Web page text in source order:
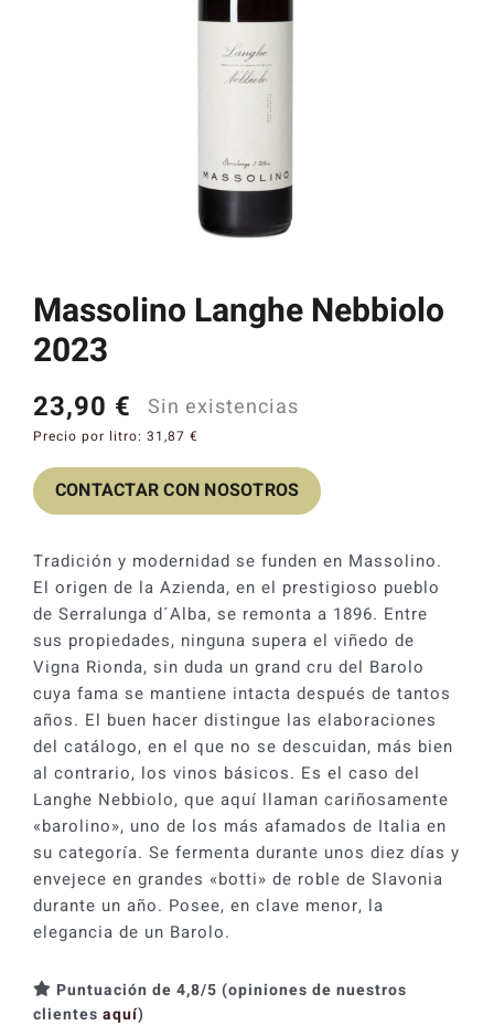
Catas y Actividades
Massolino Langhe Nebbiolo
2023
23,90 € Sin existencias
Precio por litro: 31,87 €
CONTACTAR CON NOSOTROS
Tradición y modernidad se funden en Massolino.
El origen de la Azienda, en el prestigioso pueblo
de Serralunga d´Alba, se remonta a 1896. Entre
sus propiedades, ninguna supera el viñedo de
Vigna Rionda, sin duda un grand cru del Barolo
cuya fama se mantiene intacta después de tantos
años. El buen hacer distingue las elaboraciones
del catálogo, en el que no se descuidan, más bien
al contrario, los vinos básicos. Es el caso del
Langhe Nebbiolo, que aquí llaman cariñosamente
«barolino», uno de los más afamados de Italia en
su categoría. Se fermenta durante unos diez días y
envejece en grandes «botti» de roble de Slavonia
durante un año. Posee, en clave menor, la
elegancia de un Barolo.
Puntuación de 4,8/5 (opiniones de nuestros
clientes aquí)